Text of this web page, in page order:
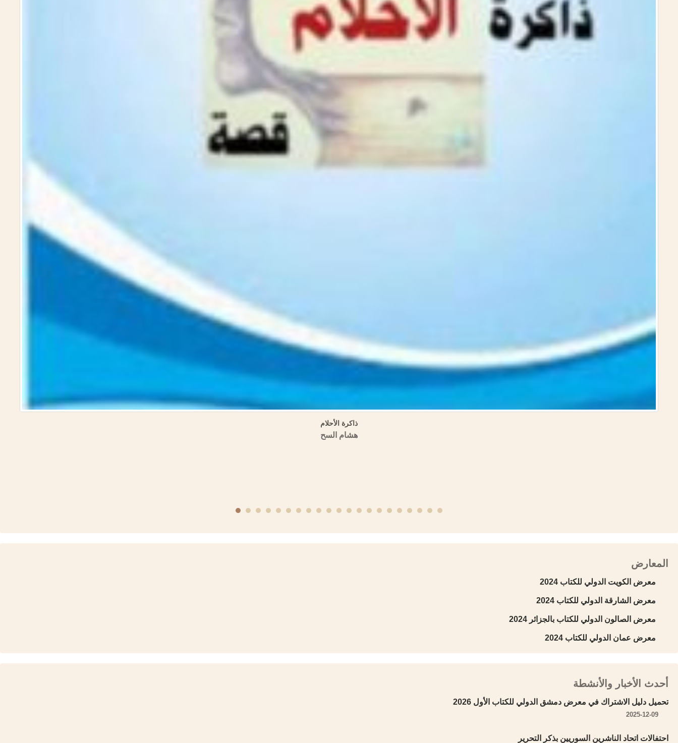
تراجم الحمصيين في تاريخ ابن عساكر كتاب (تاريخ دمشق)
منشورات الجمعية التاريخية السورية
المعارض
معرض الكويت الدولي للكتاب 2024
معرض الشارقة الدولي للكتاب 2024
معرض الصالون الدولي للكتاب بالجزائر 2024
معرض عمان الدولي للكتاب 2024
أحدث الأخبار والأنشطة
تحميل دليل الاشتراك في معرض دمشق الدولي للكتاب الأول 2026
2025-12-09
احتفالات اتحاد الناشرين السوريين بذكر التحرير